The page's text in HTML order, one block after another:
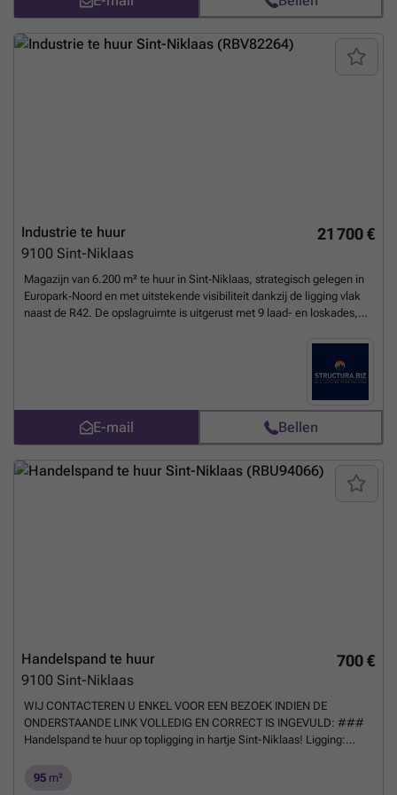
21 700 €
Industrie te huur
9100 Sint-Niklaas
Magazijn van 6.200 m² te huur in Sint‑Niklaas, strategisch gelegen in
Europark‑Noord en met uitstekende visibiliteit dankzij de ligging vlak
naast de R42. De opslagruimte is uitgerust met 9 laad- en loskades,
lichtstraten en verwarming op gas. Aansluitend bij de opslagruimte is
er een gerenoveerde kantoorruimte met sanitair van ca. 330 m². De
volledige site is verhard en biedt een ruime parking vooraan het
gebouw. Daarnaast kan er nog eens 3.017 m² extra opslagruimte
worden bijgehuurd. Het pand is beschikbaar vanaf 07/2026. Bij
interesse, contacteer Structura.biz voor een bezoek ter plaatse!
weten?
E-mail Bellen
700 €
Handelspand te huur
9100 Sint-Niklaas
WIJ CONTACTEREN U ENKEL VOOR EEN BEZOEK INDIEN DE
ONDERSTAANDE LINK VOLLEDIG EN CORRECT IS INGEVULD: ###
Handelspand te huur op topligging in hartje Sint-Niklaas! Ligging:
een vlotte bereikbaarheid met zowel wagen als openbaar vervoer. De
95 m²